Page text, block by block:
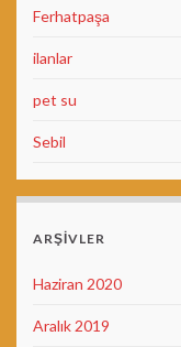
Ferhatpaşa
ilanlar
pet su
Sebil
ARŞIVLER
Haziran 2020
Aralık 2019